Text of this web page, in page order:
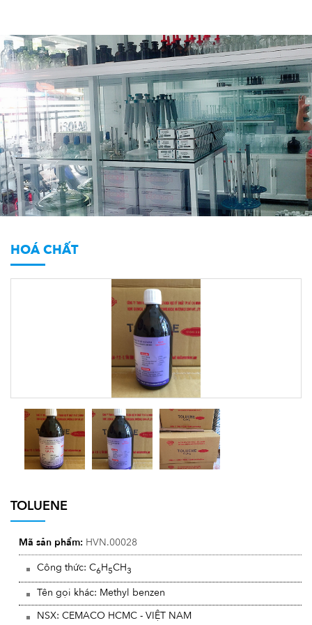
HOÁ CHẤT
TOLUENE
Mã sản phẩm: HVN.00028
Công thức: C6H5CH3
Tên gọi khác: Methyl benzen
NSX: CEMACO HCMC - VIỆT NAM